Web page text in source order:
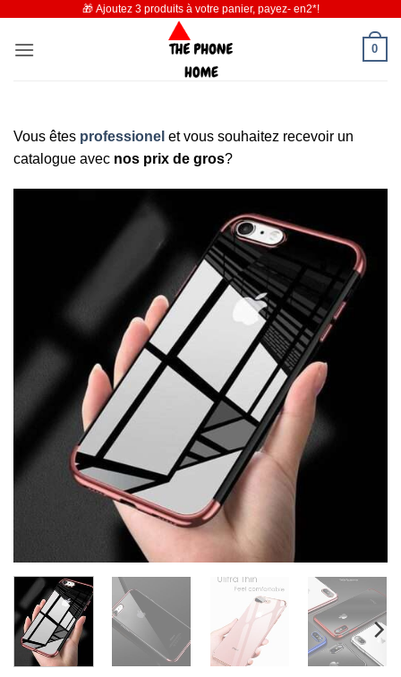
contenu
🎁 Ajoutez 3 produits à votre panier, payez- en2*!
0
Vous êtes professionel et vous souhaitez recevoir un
catalogue avec nos prix de gros?